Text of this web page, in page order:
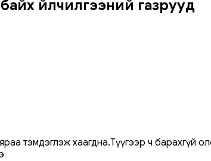
үйлчилгээний газрууд
тэмдэглэж хаагдна.Түүгээр ч барахгүй